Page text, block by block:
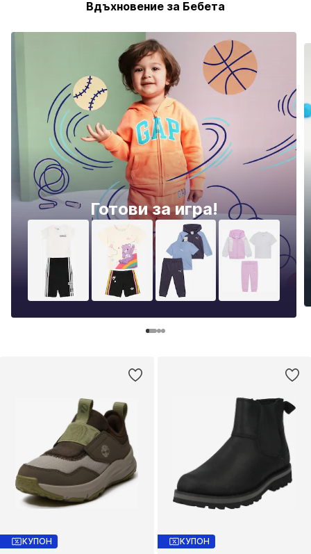
Вдъхновение за Бебета
Готови за игра!
КУПОН КУПОН